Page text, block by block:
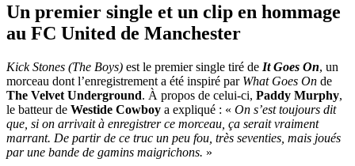
Un premier single et un clip en hommage
au FC United de Manchester
Kick Stones (The Boys) est le premier single tiré de It Goes On, un
morceau dont l’enregistrement a été inspiré par What Goes On de
The Velvet Underground. À propos de celui-ci, Paddy Murphy,
le batteur de Westide Cowboy a expliqué : « On s’est toujours dit
que, si on arrivait à enregistrer ce morceau, ça serait vraiment
marrant. De partir de ce truc un peu fou, très seventies, mais joués
par une bande de gamins maigrichons. »